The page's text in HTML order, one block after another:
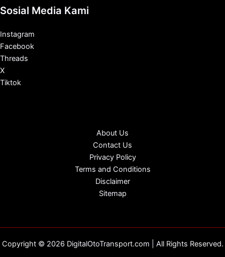
Sosial Media Kami
Instagram
Facebook
Threads
X
Tiktok
About Us
Contact Us
Privacy Policy
Terms and Conditions
Disclaimer
Sitemap
Copyright © 2026 DigitalOtoTransport.com | All Rights Reserved.